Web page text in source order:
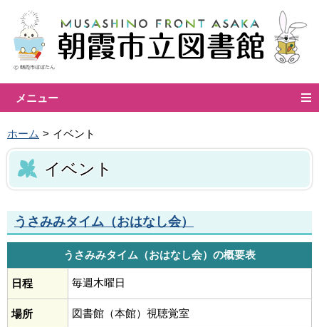
メニュー
ホーム イベント
イベント
うさみみタイム（おはなし会）
うさみみタイム（おはなし会）の概要表
日程 毎週木曜日
場所 図書館（本館）視聴覚室